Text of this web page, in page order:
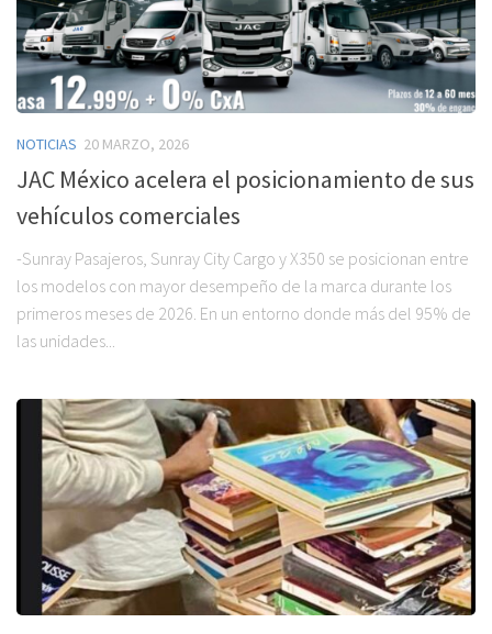
NOTICIAS 20 MARZO, 2026
JAC México acelera el posicionamiento de sus
vehículos comerciales
-Sunray Pasajeros, Sunray City Cargo y X350 se posicionan entre
los modelos con mayor desempeño de la marca durante los
primeros meses de 2026. En un entorno donde más del 95% de
las unidades...